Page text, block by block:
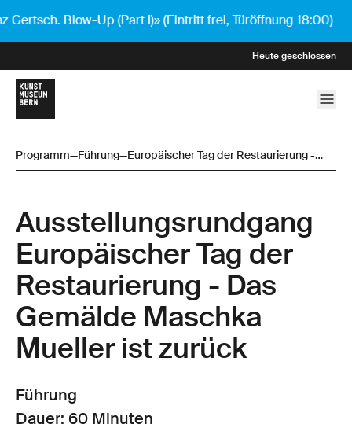
Blow-Up (Part I)» (Eintritt frei, Türöffnung 18:00)
Heute geschlossen
Programm—Führung—Europäischer Tag der Restaurierung -
Das Gemälde Maschka Mueller ist zurück
Ausstellungsrund­gang
Europäischer Tag der
Restaurierung - Das
Gemälde Maschka
Mueller ist zurück
Führung
Dauer: 60 Minuten